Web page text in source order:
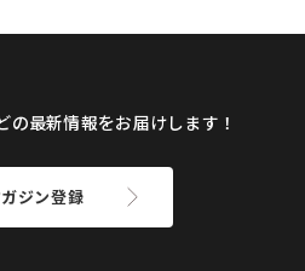
最新情報をお届けします！
ジン登録